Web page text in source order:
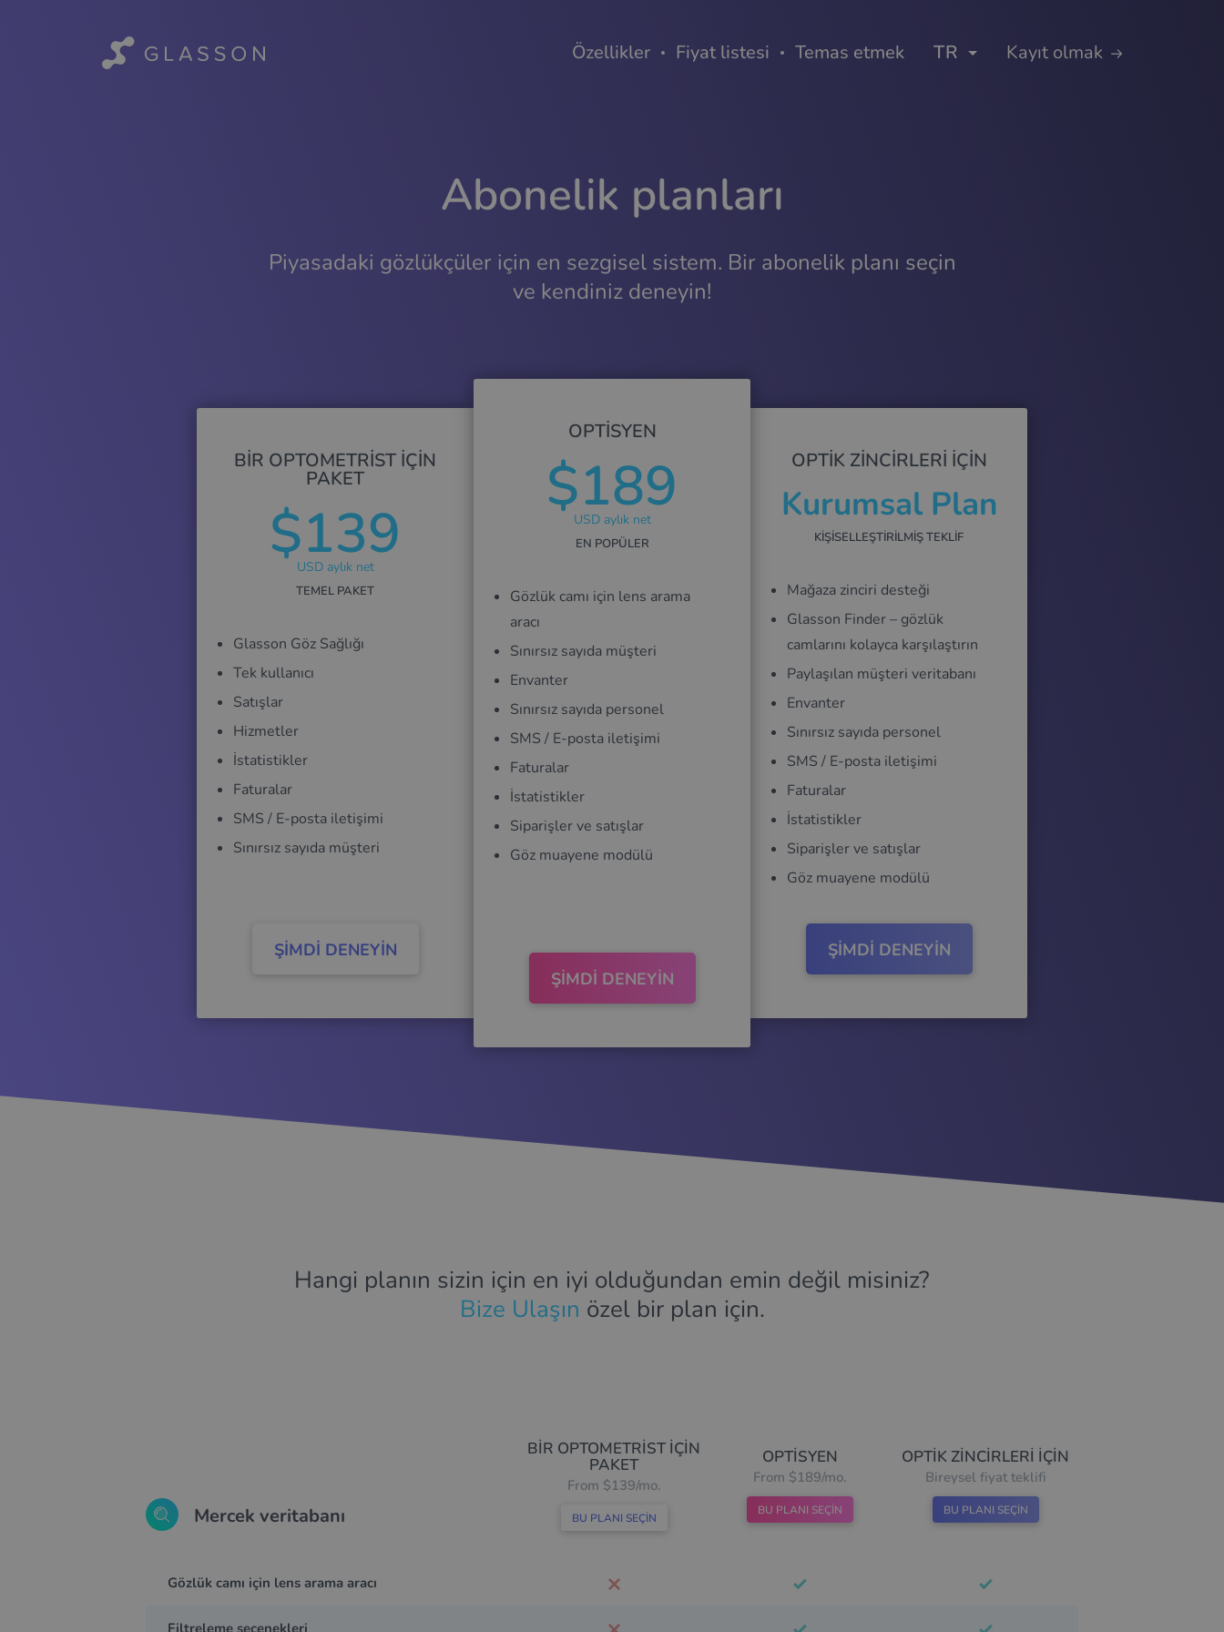
Özellikler Fiyat listesi Temas etmek TR Kayıt olmak
Abonelik planları
Piyasadaki gözlükçüler için en sezgisel sistem. Bir abonelik planı seçin
ve kendiniz deneyin!
BIR OPTOMETRIST IÇIN
PAKET
$139
USD aylık net
TEMEL PAKET
Glasson Göz Sağlığı
Tek kullanıcı
Satışlar
Hizmetler
İstatistikler
Faturalar
SMS / E-posta iletişimi
Sınırsız sayıda müşteri
ŞİMDİ DENEYİN
OPTISYEN
$189
USD aylık net
EN POPÜLER
Gözlük camı için lens arama
aracı
Sınırsız sayıda müşteri
Envanter
Sınırsız sayıda personel
SMS / E-posta iletişimi
Faturalar
İstatistikler
Siparişler ve satışlar
Göz muayene modülü
ŞİMDİ DENEYİN
OPTIK ZINCIRLERI IÇIN
Kurumsal Plan
KIŞISELLEŞTIRILMIŞ TEKLIF
Mağaza zinciri desteği
Glasson Finder – gözlük
camlarını kolayca karşılaştırın
Paylaşılan müşteri veritabanı
Envanter
Sınırsız sayıda personel
SMS / E-posta iletişimi
Faturalar
İstatistikler
Siparişler ve satışlar
Göz muayene modülü
ŞİMDİ DENEYİN
Hangi planın sizin için en iyi olduğundan emin değil misiniz?
Bize Ulaşın özel bir plan için.
Mercek veritabanı
BIR OPTOMETRIST IÇIN
PAKET
From $139/mo.
BU PLANI SEÇIN
OPTISYEN
From $189/mo.
BU PLANI SEÇIN
OPTIK ZINCIRLERI IÇIN
Bireysel fiyat teklifi
BU PLANI SEÇIN
Gözlük camı için lens arama aracı
Filtreleme seçenekleri